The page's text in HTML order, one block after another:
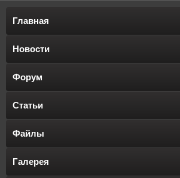
Главная
Новости
Форум
Статьи
Файлы
Галерея